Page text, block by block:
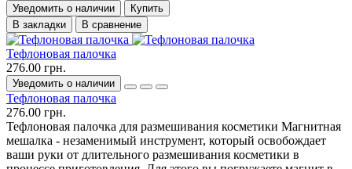
Уведомить о наличии
Купить
В закладки
В сравнение
Тефлоновая палочка
276.00 грн.
Уведомить о наличии
Тефлоновая палочка
276.00 грн.
Тефлоновая палочка для размешивания косметики Магнитная
мешалка - незаменимый инструмент, который освобождает
ваши руки от длительного размешивания косметики в